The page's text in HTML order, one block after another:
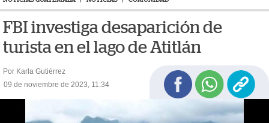
FBI investiga desaparición de
turista en el lago de Atitlán
Por Karla Gutiérrez
09 de noviembre de 2023, 11:34